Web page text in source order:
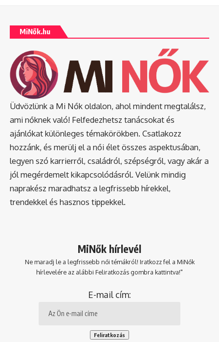
MiNők.hu
Üdvözlünk a Mi Nők oldalon, ahol mindent megtalálsz,
ami nőknek való! Felfedezhetsz tanácsokat és
ajánlókat különleges témakörökben. Csatlakozz
hozzánk, és merülj el a női élet összes aspektusában,
legyen szó karrierről, családról, szépségről, vagy akár a
jól megérdemelt kikapcsolódásról. Velünk mindig
naprakész maradhatsz a legfrissebb hírekkel,
trendekkel és hasznos tippekkel.
MiNők hírlevél
Ne maradj le a legfrissebb női témákról! Iratkozz fel a MiNők
hírlevelére az alábbi Feliratkozás gombra kattintva!"
E-mail cím: